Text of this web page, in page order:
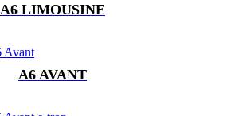
A6 LIMOUSINE
A6 AVANT